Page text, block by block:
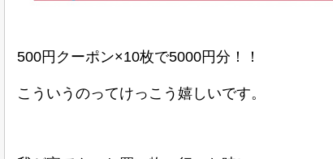
500円クーポン×10枚で5000円分！！
こういうのってけっこう嬉しいです。